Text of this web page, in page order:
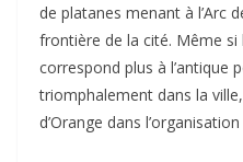
de platanes menant à l’Arc
frontière de la cité. Même si
correspond plus à l’antique
triomphalement dans la
d’Orange dans